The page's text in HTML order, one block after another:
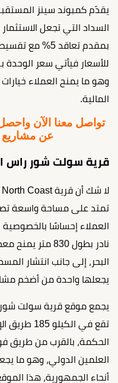
يقدّم كمبوند سينز
السداد التي تجعل
وهو ما يمنح العملاء
المالية.
تواصل معنا الآن
عن
قرية سولت شور راس
العملاء إحساسًا
نادر بطول 830
البحر، إلى جانب انتشار
يجعلها واحدة من أضخم
يجمع موقع قرية سولت
تقع في
الحكمة، بالقرب من طريق
العلمين الدولي، وهو ما
أنحاء الجمهورية، هذا